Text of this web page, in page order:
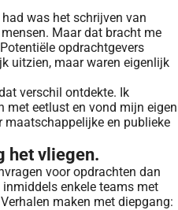
was het schrijven van
Maar dat bracht me
opdrachtgevers
uitzien, maar waren eigenlijk
verschil ontdekte. Ik
met eetlust en vond mijn eigen
maatschappelijke en publieke
het vliegen.
voor opdrachten dan
enkele teams met
maken met diepgang: